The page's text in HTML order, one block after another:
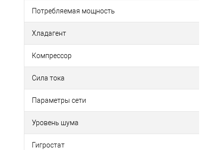
Потребляемая мощность
Хладагент
Компрессор
Сила тока
Параметры сети
Уровень шума
Гигростат